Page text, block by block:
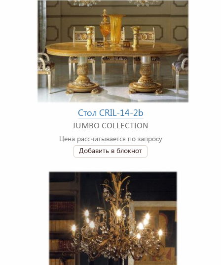
Стол CRIL-14-2b
JUMBO COLLECTION
Цена рассчитывается по запросу
Добавить в блокнот